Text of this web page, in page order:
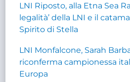
LNI Riposto, alla Etna Sea
legalità’ della LNI e il
Spirito di Stella
LNI Monfalcone, Sarah
riconferma campionessa
Europa